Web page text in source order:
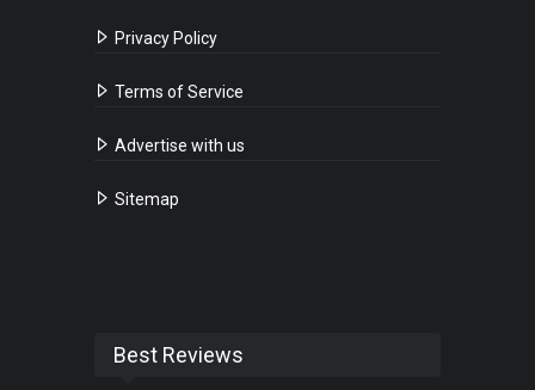
Privacy Policy
Terms of Service
Advertise with us
Sitemap
Best Reviews